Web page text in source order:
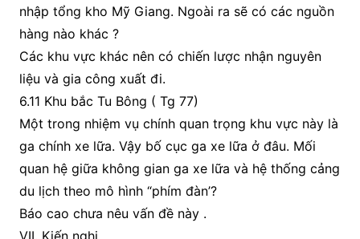
nhập tổng kho Mỹ Giang. Ngoài ra sẽ có các nguồn
hàng nào khác ?
Các khu vực khác nên có chiến lược nhận nguyên
liệu và gia công xuất đi.
6.11 Khu bắc Tu Bông ( Tg 77)
Một trong nhiệm vụ chính quan trọng khu vực này là
ga chính xe lữa. Vậy bố cục ga xe lữa ở đâu. Mối
quan hệ giữa không gian ga xe lữa và hệ thống cảng
du lịch theo mô hình “phím đàn’?
Báo cao chưa nêu vấn đề này .
VII. Kiến nghị